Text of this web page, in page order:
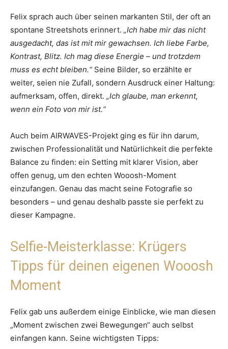
Felix sprach auch über seinen markanten Stil, der oft an
spontane Streetshots erinnert. „Ich habe mir das nicht
ausgedacht, das ist mit mir gewachsen. Ich liebe Farbe,
Kontrast, Blitz. Ich mag diese Energie – und trotzdem
muss es echt bleiben.“Seine Bilder, so erzählte er
weiter, seien nie Zufall, sondern Ausdruck einer Haltung:
aufmerksam, offen, direkt. „Ich glaube, man erkennt,
wenn ein Foto von mir ist.“
Auch beim AIRWAVES-Projekt ging es für ihn darum,
zwischen Professionalität und Natürlichkeit die perfekte
Balance zu finden: ein Setting mit klarer Vision, aber
offen genug, um den echten Wooosh-Moment
einzufangen. Genau das macht seine Fotografie so
besonders – und genau deshalb passte sie perfekt zu
dieser Kampagne.
Selfie-Meisterklasse: Krügers
Tipps für deinen eigenen Wooosh
Moment
Felix gab uns außerdem einige Einblicke, wie man diesen
„Moment zwischen zwei Bewegungen“ auch selbst
einfangen kann. Seine wichtigsten Tipps: